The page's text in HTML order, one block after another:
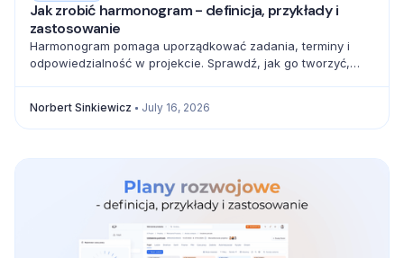
Jak zrobić harmonogram - definicja, przykłady i
zastosowanie
Harmonogram pomaga uporządkować zadania, terminy i
odpowiedzialność w projekcie. Sprawdź, jak go tworzyć,
Norbert Sinkiewicz July 16, 2026